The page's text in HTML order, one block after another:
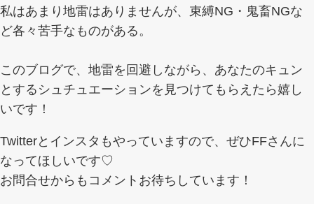
私はあまり地雷はありませんが、束縛NG・鬼畜NGな
ど各々苦手なものがある。
このブログで、地雷を回避しながら、あなたのキュン
とするシュチュエーションを見つけてもらえたら嬉し
いです！
Twitterとインスタもやっていますので、ぜひFFさんに
なってほしいです♡
お問合せからもコメントお待ちしています！